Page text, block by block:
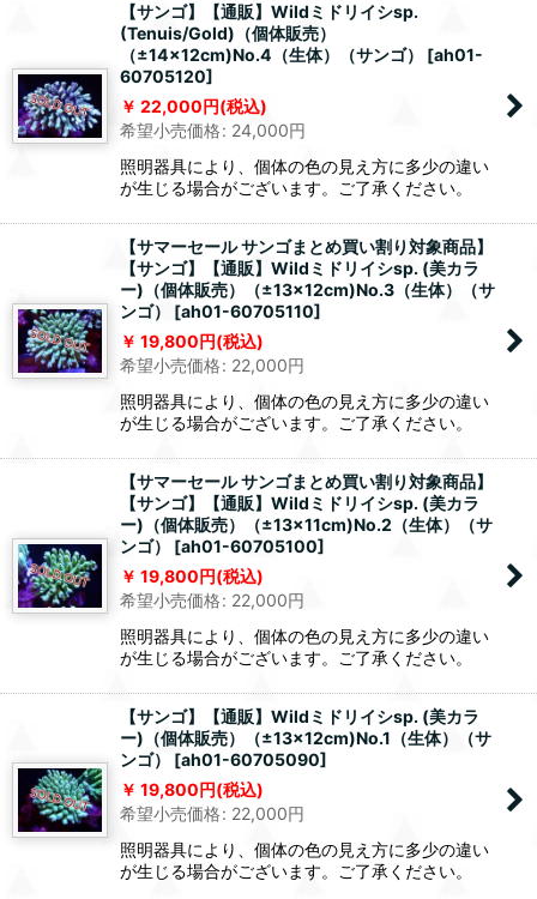
【サンゴ】【通販】Wildミドリイシsp.
(Tenuis/Gold)（個体販売）
（±14x12cm)No.4（生体）（サンゴ）
[ah01-
60705120]
22,000円(税込)
希望小売価格: 24,000円
照明器具により、個体の色の見え方に多少の違い
が生じる場合がございます。ご了承ください。
【サマーセール サンゴまとめ買い割り対象商品】
【サンゴ】【通販】Wildミドリイシsp. (美カラ
ー)（個体販売）（±13x12cm)No.3（生体）（サ
ンゴ）
[ah01-60705110]
19,800円(税込)
希望小売価格: 22,000円
照明器具により、個体の色の見え方に多少の違い
が生じる場合がございます。ご了承ください。
【サマーセール サンゴまとめ買い割り対象商品】
【サンゴ】【通販】Wildミドリイシsp. (美カラ
ー)（個体販売）（±13x11cm)No.2（生体）（サ
ンゴ）
[ah01-60705100]
19,800円(税込)
希望小売価格: 22,000円
照明器具により、個体の色の見え方に多少の違い
が生じる場合がございます。ご了承ください。
【サンゴ】【通販】Wildミドリイシsp. (美カラ
ー)（個体販売）（±13x12cm)No.1（生体）（サ
ンゴ）
[ah01-60705090]
19,800円(税込)
希望小売価格: 22,000円
照明器具により、個体の色の見え方に多少の違い
が生じる場合がございます。ご了承ください。